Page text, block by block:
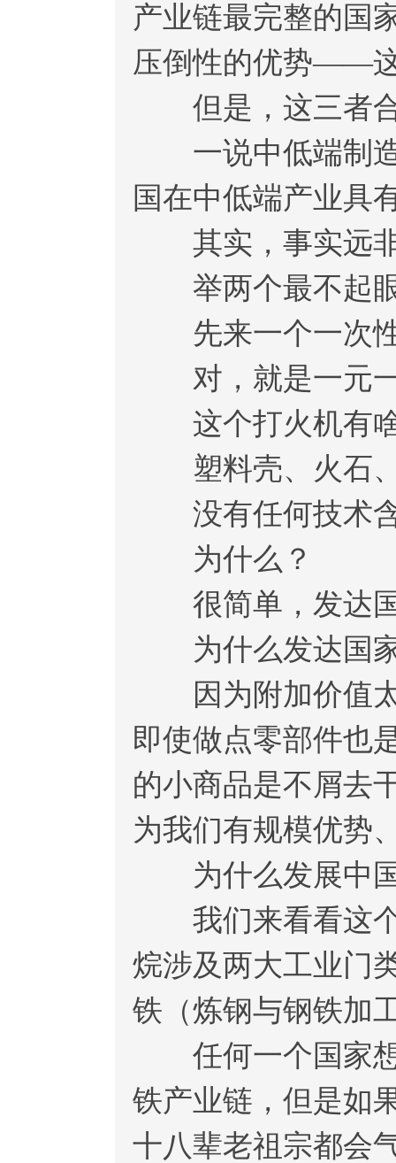
产业链最完整的国
压倒性的优势——
但是，这三者合
一说中低端制造
国在中低端产业具
其实，事实远
举两个最不起眼
先来一个一次
对，就是一元一
这个打火机有
塑料壳、火石、
没有任何技术含
为什么？
很简单，发达国
为什么发达国
因为附加价值太
即使做点零部件也
的小商品是不屑去
为我们有规模优势
为什么发展中国
我们来看看这个
烷涉及两大工业门
铁（炼钢与钢铁加
任何一个国家想
铁产业链，但是如
十八辈老祖宗都会